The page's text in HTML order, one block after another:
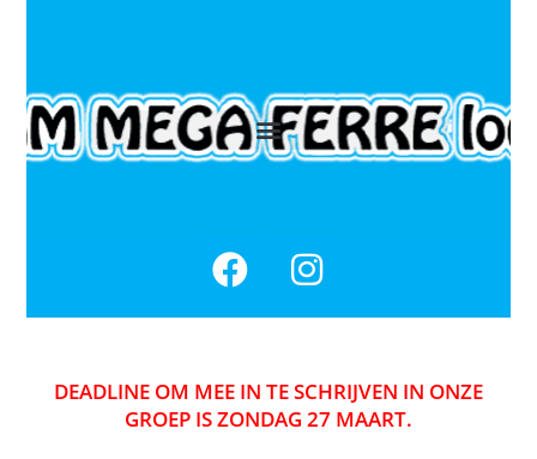
DEADLINE OM MEE IN TE SCHRIJVEN IN ONZE
GROEP IS ZONDAG 27 MAART.